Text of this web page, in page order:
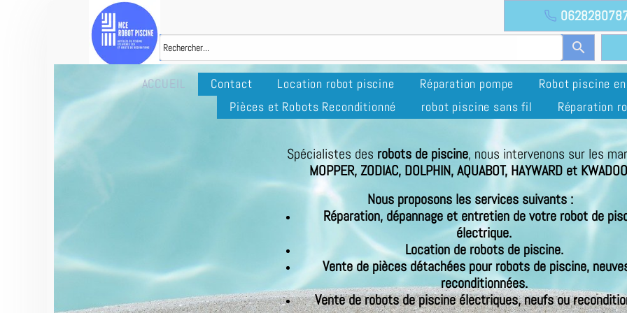
ACCUEIL Contact Location robot piscine Réparation pompe Robot piscine
Pièces et Robots Reconditionné
robot piscine sans fil Réparation
search
Spécialistes des robots de piscine, nous intervenons sur les
MOPPER, ZODIAC, DOLPHIN, AQUABOT, HAYWARD et KWADOO
Nous proposons les services suivants :
Réparation, dépannage et entretien de votre robot de
électrique.
Location de robots de piscine.
Vente de pièces détachées pour robots de piscine,
reconditionnées.
Vente de robots de piscine électriques, neufs ou